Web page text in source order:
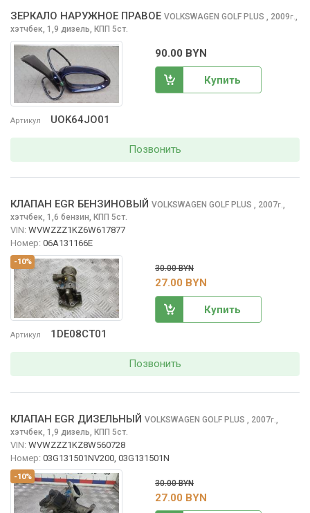
Артикул UOK64JO01
ЗЕРКАЛО НАРУЖНОЕ ПРАВОЕ VOLKSWAGEN GOLF PLUS , 2009г.,
хэтчбек, 1,9 дизель, КПП 5ст.
90.00 BYN
Купить
Позвонить
-10%
Артикул 1DE08CT01
КЛАПАН EGR БЕНЗИНОВЫЙ VOLKSWAGEN GOLF PLUS , 2007г.,
хэтчбек, 1,6 бензин, КПП 5ст.
VIN: WVWZZZ1KZ6W617877
Номер: 06A131166E
30.00 BYN
27.00 BYN
Купить
Позвонить
-10%
КЛАПАН EGR ДИЗЕЛЬНЫЙ VOLKSWAGEN GOLF PLUS , 2007г.
хэтчбек, 1,9 дизель, КПП 5ст.
VIN: WVWZZZ1KZ8W560728
Номер: 03G131501NV200, 03G131501N
30.00 BYN
27.00 BYN